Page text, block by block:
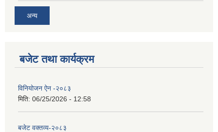
अन्य
बजेट तथा कार्यक्रम
विनियोजन ऐन -२०८३
मिति: 06/25/2026 - 12:58
बजेट वक्तव्य-२०८३